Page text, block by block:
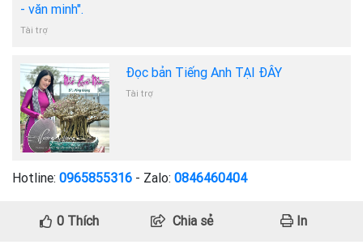
- văn minh".
Tài trợ
Đọc bản Tiếng Anh TẠI ĐÂY
Tài trợ
Hotline: 0965855316 - Zalo: 0846460404
0Thích Chia sẻ In